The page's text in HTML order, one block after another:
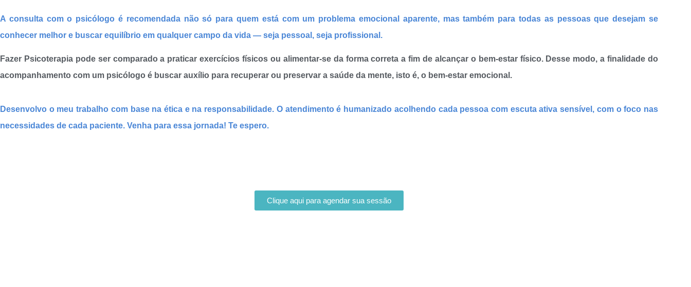
A consulta com o psicólogo é recomendada não só para quem está com um problema emocional aparente, mas também para todas as pessoas que desejam se
conhecer melhor e buscar equilíbrio em qualquer campo da vida — seja pessoal, seja profissional.
Fazer Psicoterapia pode ser comparado a praticar exercícios físicos ou alimentar-se da forma correta a fim de alcançar o bem-estar físico. Desse modo, a finalidade do
acompanhamento com um psicólogo é buscar auxílio para recuperar ou preservar a saúde da mente, isto é, o bem-estar emocional.
Desenvolvo o meu trabalho com base na ética e na responsabilidade. O atendimento é humanizado acolhendo cada pessoa com escuta ativa sensível, com o foco nas
necessidades de cada paciente. Venha para essa jornada! Te espero.
Clique aqui para agendar sua sessão